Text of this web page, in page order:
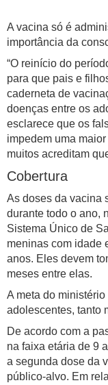
A vacina só é
importância da
“O reinício do
para que pais e
caderneta de
doenças entre os
esclarece que os
impedem uma
muitos acreditam
Cobertura
As doses da vacina
durante todo o ano,
Sistema Único de
meninas com idade
anos. Eles devem
meses entre elas.
A meta do
adolescentes, tanto
De acordo com a
na faixa etária de 9
a segunda dose da
público-alvo. Em